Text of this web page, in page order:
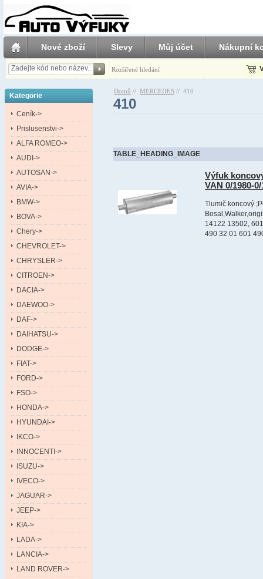
Nové zboží Slevy Můj účet Nákupní
Rozšířené hledání
Kategorie
Ceník->
Prislusenstvi->
ALFA ROMEO->
AUDI->
AUTOSAN->
AVIA->
BMW->
BOVA->
Chery->
CHEVROLET->
CHRYSLER->
CITROEN->
DACIA->
DAEWOO->
DAF->
DAIHATSU->
DODGE->
FIAT->
FORD->
FSO->
HONDA->
HYUNDAI->
IKCO->
INNOCENTI->
ISUZU->
IVECO->
JAGUAR->
JEEP->
KIA->
LADA->
LANCIA->
LAND ROVER->
Domů // MERCEDES // 410
410
TABLE_HEADING_IMAGE
Výfuk
VAN 0/1980-
Tlumič koncový
14122 13502,
490 32 01 601